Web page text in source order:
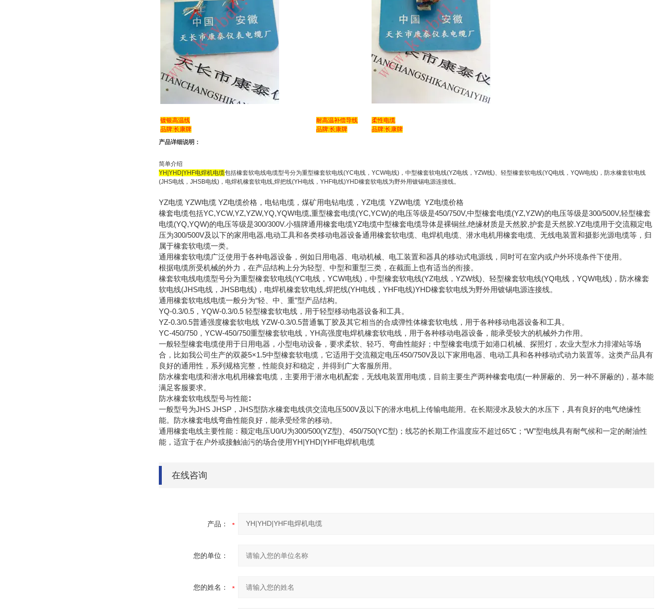
镀银高温线
品牌:长康牌
耐高温补偿导线
品牌:长康牌
柔性电缆
品牌:长康牌
产品详细说明：
简单介绍
YH|YHD|YHF电焊机电缆包括橡套软电线电缆型号分为重型橡套软电线(YC电线，YCW电线)，中型橡套软电线(YZ电线，YZW线)、轻型橡套软电线(YQ电线，YQW电线)，防水橡套软电线
(JHS电线，JHSB电线)，电焊机橡套软电线,焊把线(YH电线，YHF电线)YHD橡套软电线为野外用镀锡电源连接线。
YZ电缆 YZW电缆 YZ电缆价格，电钻电缆，煤矿用电钻电缆，YZ电缆 YZW电缆 YZ电缆价格
橡套电缆包括YC,YCW,YZ,YZW,YQ,YQW电缆,重型橡套电缆(YC,YCW)的电压等级是450/750V,中型橡套电缆(YZ,YZW)的电压等级是300/500V,轻型橡套
电缆(YQ,YQW)的电压等级是300/300V.小猫牌通用橡套电缆YZ电缆中型橡套电缆导体是裸铜丝,绝缘材质是天然胶,护套是天然胶.YZ电缆用于交流额定电
压为300/500V及以下的家用电器,电动工具和各类移动电器设备通用橡套软电缆、电焊机电缆、潜水电机用橡套电缆、无线电装置和摄影光源电缆等，归
属于橡套软电缆一类。
通用橡套软电缆广泛使用于各种电器设备，例如日用电器、电动机械、电工装置和器具的移动式电源线，同时可在室内或户外环境条件下使用。
根据电缆所受机械的外力，在产品结构上分为轻型、中型和重型三类，在截面上也有适当的衔接。
橡套软电线电缆型号分为重型橡套软电线(YC电线，YCW电线)，中型橡套软电线(YZ电线，YZW线)、轻型橡套软电线(YQ电线，YQW电线)，防水橡套
软电线(JHS电线，JHSB电线)，电焊机橡套软电线,焊把线(YH电线，YHF电线)YHD橡套软电线为野外用镀锡电源连接线。
通用橡套软电线电缆一般分为“轻、中、重”型产品结构。
YQ-0.3/0.5，YQW-0.3/0.5 轻型橡套软电线，用于轻型移动电器设备和工具。
YZ-0.3/0.5普通强度橡套软电线 YZW-0.3/0.5普通氯丁胶及其它相当的合成弹性体橡套软电线，用于各种移动电器设备和工具。
YC-450/750，YCW-450/750重型橡套软电线，YH高强度电焊机橡套软电线，用于各种移动电器设备，能承受较大的机械外力作用。
一般轻型橡套电缆使用于日用电器，小型电动设备，要求柔软、轻巧、弯曲性能好；中型橡套电缆于如港口机械、探照灯，农业大型水力排灌站等场
合，比如我公司生产的双菱5×1.5中型橡套软电缆，它适用于交流额定电压450/750V及以下家用电器、电动工具和各种移动式动力装置等。这类产品具有
良好的通用性，系列规格完整，性能良好和稳定，并得到广大客服所用。
防水橡套电缆和潜水电机用橡套电缆，主要用于潜水电机配套，无线电装置用电缆，目前主要生产两种橡套电缆(一种屏蔽的、另一种不屏蔽的)，基本能
满足客服要求。
防水橡套软电线型号与性能∶
一般型号为JHS JHSP，JHS型防水橡套电线供交流电压500V及以下的潜水电机上传输电能用。在长期浸水及较大的水压下，具有良好的电气绝缘性
能。防水橡套电线弯曲性能良好，能承受经常的移动。
通用橡套电线主要性能：额定电压U0/U为300/500(YZ型)、450/750(YC型)；线芯的长期工作温度应不超过65℃；“W”型电线具有耐气候和一定的耐油性
能，适宜于在户外或接触油污的场合使用YH|YHD|YHF电焊机电缆
在线咨询
产品：
您的单位：
您的姓名：